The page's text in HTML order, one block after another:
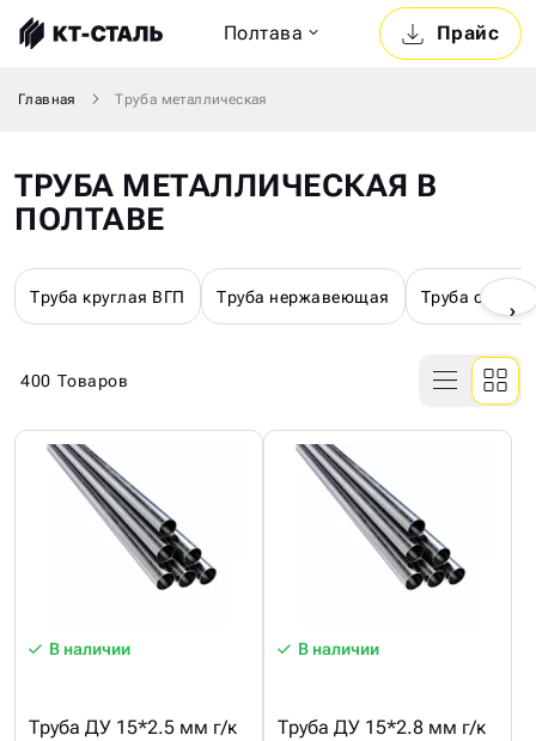
Прайс
Полтава
Главная Труба металлическая
ТРУБА МЕТАЛЛИЧЕСКАЯ В
ПОЛТАВЕ
Труба круглая ВГП Труба нержавеющая Труба
›
400 Товаров
В наличии
Труба ДУ 15*2.5 мм г/к
В наличии
Труба ДУ 15*2.8 мм г/к